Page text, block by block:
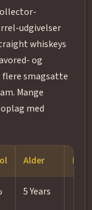
udgivelser
whiskeys
og
flere smagsatte
Mange
med
Alder Fad
5 Years